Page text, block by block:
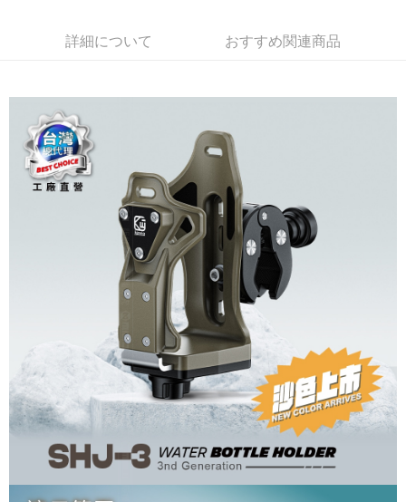
配送毎にNT$60、NT$699以上で送料無料
離島宅配
配送毎にNT$200
詳細について おすすめ関連商品